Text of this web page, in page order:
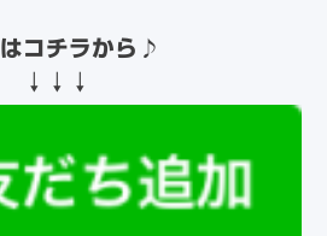
コチラから♪
↓↓↓